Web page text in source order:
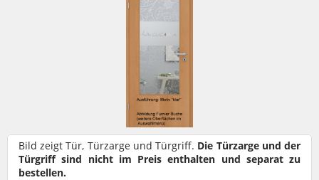
Bild zeigt Tür, Türzarge und Türgriff. Die Türzarge und der
Türgriff sind nicht im Preis enthalten und separat zu
bestellen.